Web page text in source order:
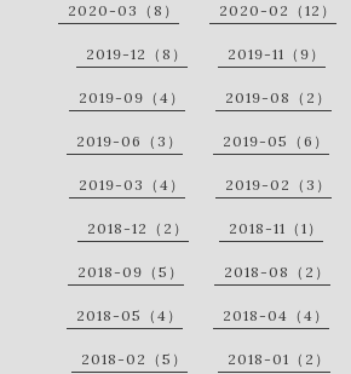
2020-03（8） 2020-02（12）
2019-12（8） 2019-11（9）
2019-09（4） 2019-08（2）
2019-06（3） 2019-05（6）
2019-03（4） 2019-02（3）
2018-12（2） 2018-11（1）
2018-09（5） 2018-08（2）
2018-05（4） 2018-04（4）
2018-02（5） 2018-01（2）